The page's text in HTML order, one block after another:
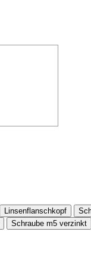
Linsenflanschkopf
Schraube m5 verzinkt